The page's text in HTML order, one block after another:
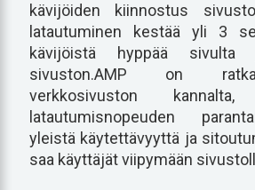
kävijöiden kiinnostus
latautuminen kestää yli 3
kävijöistä hyppää
sivuston.AMP on
verkkosivuston
latautumisnopeuden
yleistä käytettävyyttä ja
saa käyttäjät viipymään